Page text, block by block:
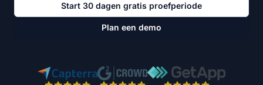
Start 30 dagen gratis proefperiode
Plan een demo